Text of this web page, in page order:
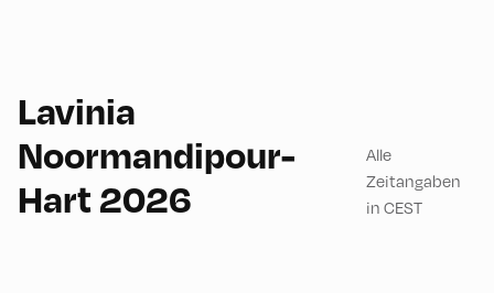
Lavinia
Noormandipour-
Hart 2026
Alle
Zeitangaben
in CEST